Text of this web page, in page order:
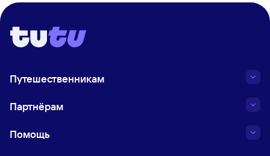
Путешественникам
Партнёрам
Помощь